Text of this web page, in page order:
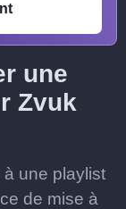
une
Zvuk
une playlist
de mise à